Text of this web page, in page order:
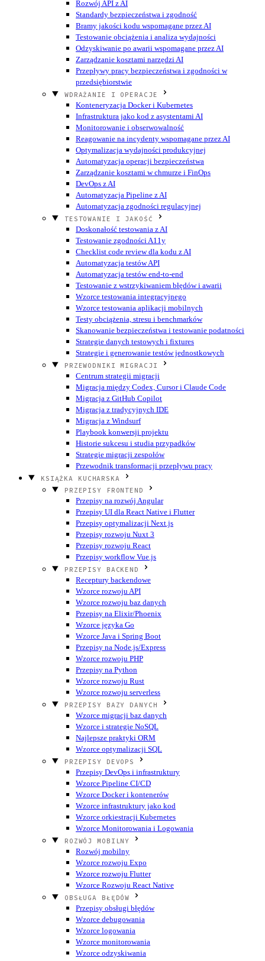
Rozwój API z AI
Standardy bezpieczeństwa i zgodność
Bramy jakości kodu wspomagane przez AI
Testowanie obciążenia i analiza wydajności
Odzyskiwanie po awarii wspomagane przez AI
Zarządzanie kosztami narzędzi AI
Przepływy pracy bezpieczeństwa i zgodności w
przedsiębiorstwie
WDRAŻANIE I OPERACJE
Konteneryzacja Docker i Kubernetes
Infrastruktura jako kod z asystentami AI
Monitorowanie i obserwowalność
Reagowanie na incydenty wspomagane przez AI
Optymalizacja wydajności produkcyjnej
Automatyzacja operacji bezpieczeństwa
Zarządzanie kosztami w chmurze i FinOps
DevOps z AI
Automatyzacja Pipeline z AI
Automatyzacja zgodności regulacyjnej
TESTOWANIE I JAKOŚĆ
Doskonałość testowania z AI
Testowanie zgodności A11y
Checklist code review dla kodu z AI
Automatyzacja testów API
Automatyzacja testów end-to-end
Testowanie z wstrzykiwaniem błędów i awarii
Wzorce testowania integracyjnego
Wzorce testowania aplikacji mobilnych
Testy obciążenia, stresu i benchmarków
Skanowanie bezpieczeństwa i testowanie podatności
Strategie danych testowych i fixtures
Strategie i generowanie testów jednostkowych
PRZEWODNIKI MIGRACJI
Centrum strategii migracji
Migracja między Codex, Cursor i Claude Code
Migracja z GitHub Copilot
Migracja z tradycyjnych IDE
Migracja z Windsurf
Playbook konwersji projektu
Historie sukcesu i studia przypadków
Strategie migracji zespołów
Przewodnik transformacji przepływu pracy
KSIĄŻKA KUCHARSKA
PRZEPISY FRONTEND
Przepisy na rozwój Angular
Przepisy UI dla React Native i Flutter
Przepisy optymalizacji Next.js
Przepisy rozwoju Nuxt 3
Przepisy rozwoju React
Przepisy workflow Vue.js
PRZEPISY BACKEND
Receptury backendowe
Wzorce rozwoju API
Wzorce rozwoju baz danych
Przepisy na Elixir/Phoenix
Wzorce języka Go
Wzorce Java i Spring Boot
Przepisy na Node.js/Express
Wzorce rozwoju PHP
Przepisy na Python
Wzorce rozwoju Rust
Wzorce rozwoju serverless
PRZEPISY BAZY DANYCH
Wzorce migracji baz danych
Wzorce i strategie NoSQL
Najlepsze praktyki ORM
Wzorce optymalizacji SQL
PRZEPISY DEVOPS
Przepisy DevOps i infrastruktury
Wzorce Pipeline CI/CD
Wzorce Docker i kontenerów
Wzorce infrastruktury jako kod
Wzorce orkiestracji Kubernetes
Wzorce Monitorowania i Logowania
ROZWÓJ MOBILNY
Rozwój mobilny
Wzorce rozwoju Expo
Wzorce rozwoju Flutter
Wzorce Rozwoju React Native
OBSŁUGA BŁĘDÓW
Przepisy obsługi błędów
Wzorce debugowania
Wzorce logowania
Wzorce monitorowania
Wzorce odzyskiwania